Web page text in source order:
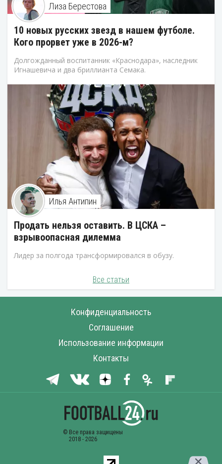
Лиза Берестова
10 новых русских звезд в нашем футболе.
Кого прорвет уже в 2026-м?
Долгожданный воспитанник «Краснодара», наследник
Игнашевича и два бриллианта Семака.
Илья Антипин
Продать нельзя оставить. В ЦСКА –
взрывоопасная дилемма
Лидер за полгода трансформировался в обузу.
Все статьи
Конфиденциальность
Соглашение
Использование информации
Контакты